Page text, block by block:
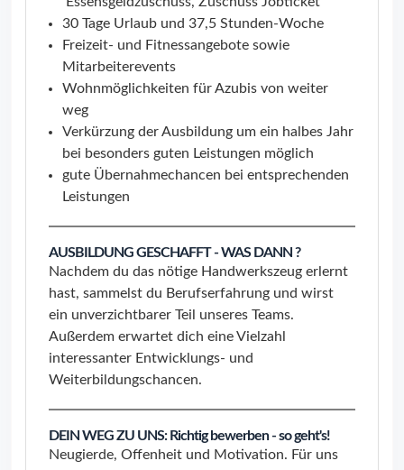
30 Tage Urlaub und 37,5 Stunden-Woche
Freizeit- und Fitnessangebote sowie
Mitarbeiterevents
Wohnmöglichkeiten für Azubis von weiter
weg
Verkürzung der Ausbildung um ein halbes Jahr
bei besonders guten Leistungen möglich
gute Übernahmechancen bei entsprechenden
Leistungen
AUSBILDUNG GESCHAFFT - WAS DANN ?
Nachdem du das nötige Handwerkszeug erlernt
hast, sammelst du Berufserfahrung und wirst
ein unverzichtbarer Teil unseres Teams.
Außerdem erwartet dich eine Vielzahl
interessanter Entwicklungs- und
Weiterbildungschancen.
DEIN WEG ZU UNS: Richtig bewerben - so geht's!
Neugierde, Offenheit und Motivation. Für uns